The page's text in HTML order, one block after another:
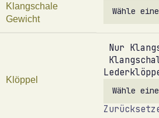
Klangschale
Gewicht
Klöppel
Nur